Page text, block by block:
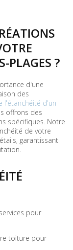
PLAGES ?
d'une
des
l'étanchéité d'un
offrons des
spécifiques. Notre
de votre
garantissant
pour
toiture pour